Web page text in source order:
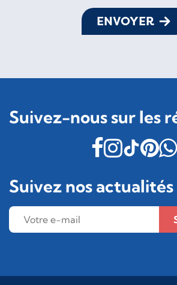
ENVOYER
Suivez-nous sur les
Suivez nos actualités